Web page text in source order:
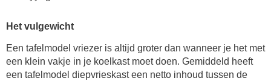
Het vulgewicht
Een tafelmodel vriezer is altijd groter dan wanneer je het met
een klein vakje in je koelkast moet doen. Gemiddeld heeft
een tafelmodel diepvrieskast een netto inhoud tussen de